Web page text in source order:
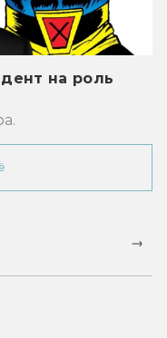
на роль